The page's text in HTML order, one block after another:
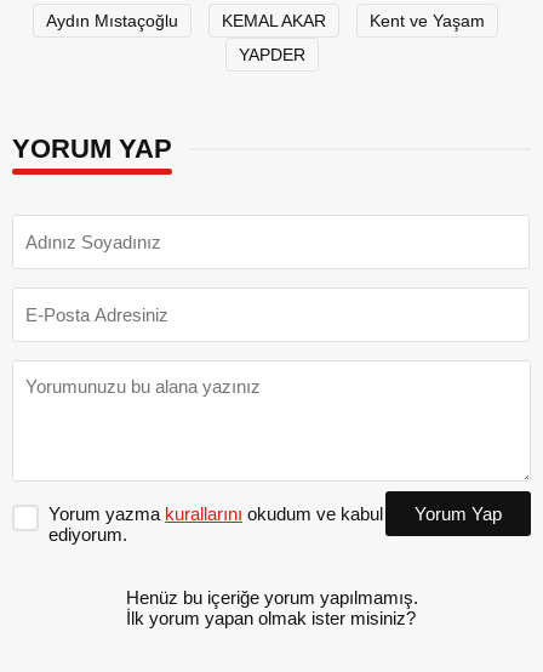
Aydın Mıstaçoğlu KEMAL AKAR
Kent ve Yaşam
YAPDER
YORUM YAP
Yorum yazma kurallarını okudum ve kabul
ediyorum.
Yorum Yap
Henüz bu içeriğe yorum yapılmamış.
İlk yorum yapan olmak ister misiniz?